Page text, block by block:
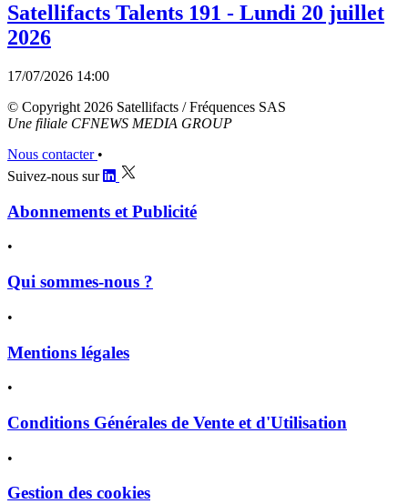
Satellifacts Talents 191 - Lundi 20 juillet
2026
17/07/2026 14:00
© Copyright 2026 Satellifacts / Fréquences SAS
Une filiale CFNEWS MEDIA GROUP
Nous contacter •
Suivez-nous sur
Abonnements et Publicité
•
Qui sommes-nous ?
•
Mentions légales
•
Conditions Générales de Vente et d'Utilisation
•
Gestion des cookies